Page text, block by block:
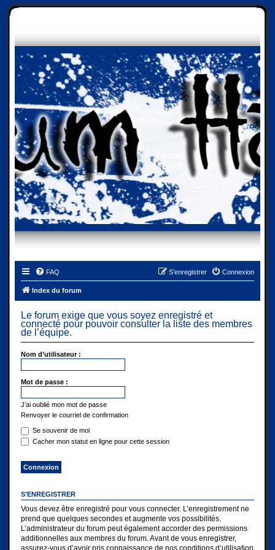
FAQ Connexion
S’enregistrer
Index du forum
Le forum exige que vous soyez enregistré et
connecté pour pouvoir consulter la liste des membres
de l’équipe.
Nom d’utilisateur :
Mot de passe :
J’ai oublié mon mot de passe
Renvoyer le courriel de confirmation
Se souvenir de moi
Cacher mon statut en ligne pour cette session
S’ENREGISTRER
Vous devez être enregistré pour vous connecter. L’enregistrement ne
prend que quelques secondes et augmente vos possibilités.
L’administrateur du forum peut également accorder des permissions
additionnelles aux membres du forum. Avant de vous enregistrer,
assurez-vous d’avoir pris connaissance de nos conditions d’utilisation